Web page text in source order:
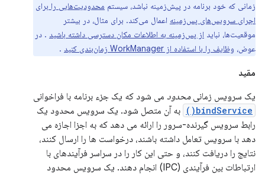
زمانی که خود برنامه در پیش‌زمینه نباشد، سیستم محدودیت‌هایی را برای
اجرای سرویس‌های پس‌زمینه اعمال می‌کند. برای مثال، در بیشتر
موقعیت‌ها، نباید از پس‌زمینه به اطلاعات مکان دسترسی داشته باشید . در
عوض، وظایف را با استفاده از WorkManager زمان‌بندی کنید .
مقید
یک سرویس زمانی محدود می شود که یک جزء برنامه با فراخوانی
bindService()
به آن متصل شود. یک سرویس محدود یک
رابط سرویس گیرنده-سرور را ارائه می دهد که به اجزا اجازه می
دهد با سرویس تعامل داشته باشند، درخواست ها را ارسال کنند،
نتایج را دریافت کنند، و حتی این کار را در سراسر فرآیندهای با
ارتباطات بین فرآیندی (IPC) انجام دهند. یک سرویس محدود